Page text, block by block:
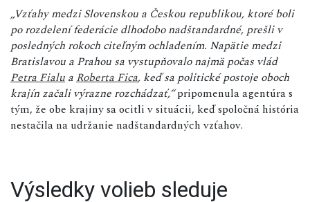
„Vzťahy medzi Slovenskou a Českou republikou, ktoré boli
po rozdelení federácie dlhodobo nadštandardné, prešli v
posledných rokoch citeľným ochladením. Napätie medzi
Bratislavou a Prahou sa vystupňovalo najmä počas vlád
Petra Fialu a Roberta Fica, keď sa politické postoje oboch
krajín začali výrazne rozchádzať,“pripomenula agentúra s
tým, že obe krajiny sa ocitli v situácii, keď spoločná história
nestačila na udržanie nadštandardných vzťahov.
Výsledky volieb sleduje